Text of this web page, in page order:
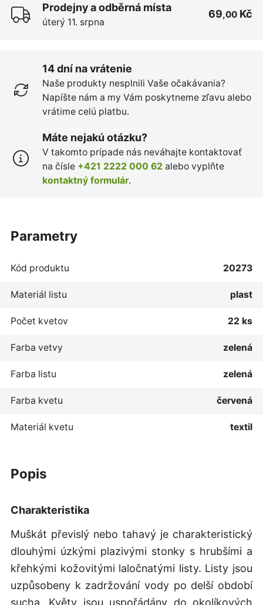
Prodejny a odběrná místa
úterý 11. srpna
69,00 Kč
14 dní na vrátenie
Naše produkty nesplnili Vaše očakávania?
Napíšte nám a my Vám poskytneme zľavu alebo
vrátime celú platbu.
Máte nejakú otázku?
V takomto prípade nás neváhajte kontaktovať
na čísle +421 2222 000 62 alebo vyplňte
kontaktný formulár.
popis
Charakteristika
Muškát převislý nebo tahavý je charakteristický
dlouhými úzkými plazivými stonky s hrubšími a
křehkými kožovitými laločnatými listy. Listy jsou
uzpůsobeny k zadržování vody po delší období
sucha. Květy jsou uspořádány do okolíkových
parametry
Kód produktu 20273
Materiál listu plast
Počet kvetov 22 ks
Farba vetvy zelená
Farba listu zelená
Farba kvetu červená
Materiál kvetu textil